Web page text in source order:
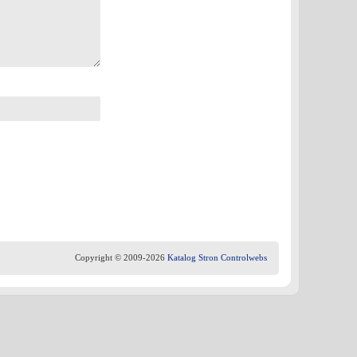
Copyright © 2009-2026 Katalog Stron Controlwebs